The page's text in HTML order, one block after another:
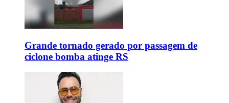
Grande tornado gerado por passagem de
ciclone bomba atinge RS